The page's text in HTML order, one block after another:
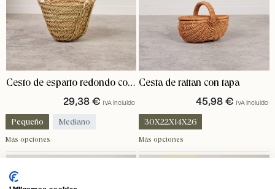
Cesto de esparto redondo con
29,38 € IVA incluido
Pequeño
Mediano
Grande
Más opciones
Cesta de rattan con tapa
45,98€ IVA incluido
30X22X14X26
35X24X18X31
41X33X22X45
Más opciones